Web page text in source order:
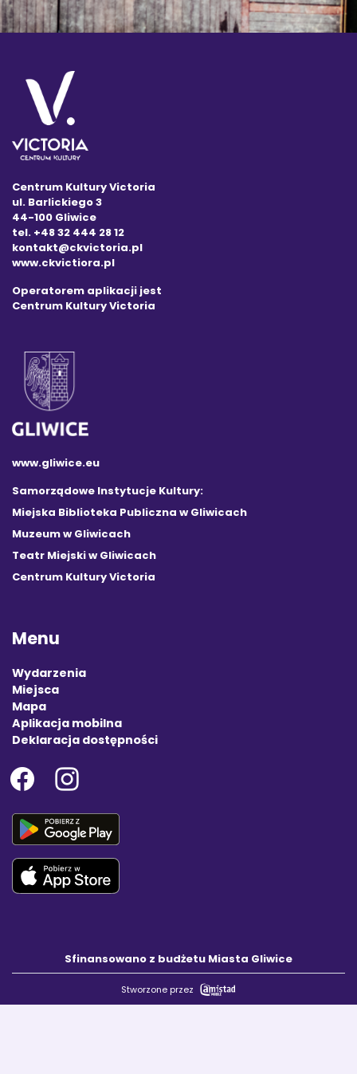
Centrum Kultury Victoria
ul. Barlickiego 3
44-100 Gliwice
tel. +48 32 444 28 12
kontakt@ckvictoria.pl
www.ckvictiora.pl
Operatorem aplikacji jest
Centrum Kultury Victoria
www.gliwice.eu
Samorządowe Instytucje Kultury:
Miejska Biblioteka Publiczna w Gliwicach
Muzeum w Gliwicach
Teatr Miejski w Gliwicach
Centrum Kultury Victoria
Menu
Wydarzenia
Miejsca
Mapa
Aplikacja mobilna
Deklaracja dostępności
Sfinansowano z budżetu Miasta Gliwice
Stworzone przez